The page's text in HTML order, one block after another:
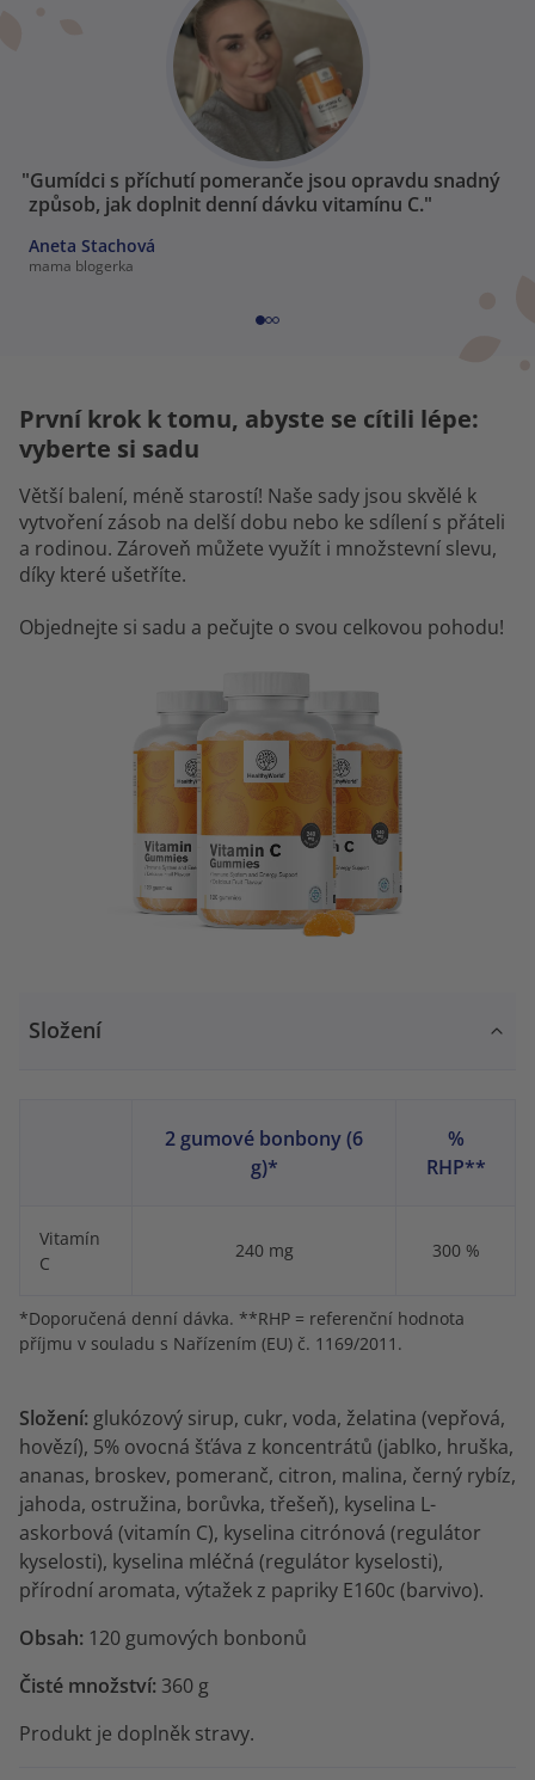
"Gumídci s příchutí pomeranče jsou opravdu snadný
způsob, jak doplnit denní dávku vitamínu C."
Aneta Stachová
mama blogerka
První krok k tomu, abyste se cítili lépe:
vyberte si sadu
Větší balení, méně starostí! Naše sady jsou skvělé k
vytvoření zásob na delší dobu nebo ke sdílení s přáteli
a rodinou. Zároveň můžete využít i množstevní slevu,
díky které ušetříte.
Objednejte si sadu a pečujte o svou celkovou pohodu!
Složení
2 gumové bonbony (6
g)*
%
RHP**
Vitamín
C
240 mg 300 %
*Doporučená denní dávka. **RHP = referenční hodnota
příjmu v souladu s Nařízením (EU) č. 1169/2011.
Složení: glukózový sirup, cukr, voda, želatina (vepřová,
hovězí), 5% ovocná šťáva z koncentrátů (jablko, hruška,
ananas, broskev, pomeranč, citron, malina, černý rybíz,
jahoda, ostružina, borůvka, třešeň), kyselina L-
askorbová (vitamín C), kyselina citrónová (regulátor
kyselosti), kyselina mléčná (regulátor kyselosti),
přírodní aromata, výtažek z papriky E160c (barvivo).
Obsah: 120 gumových bonbonů
Čisté množství: 360 g
Produkt je doplněk stravy.